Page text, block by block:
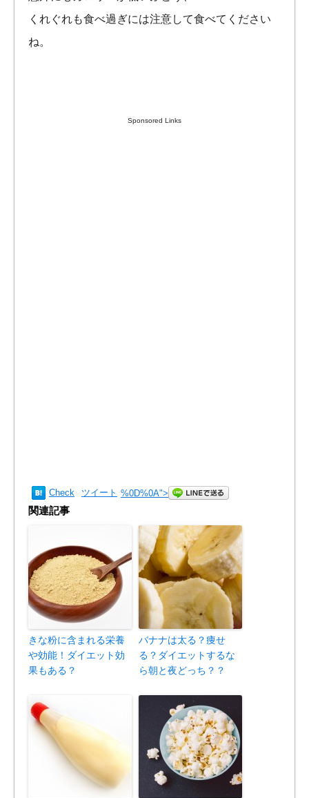
くれぐれも食べ過ぎには注意して食べてください
ね。
Sponsored Links
Check ツイート %0D%0A">
関連記事
きな粉に含まれる栄養
や効能！ダイエット効
果もある？
バナナは太る？痩せ
る？ダイエットするな
ら朝と夜どっち？？